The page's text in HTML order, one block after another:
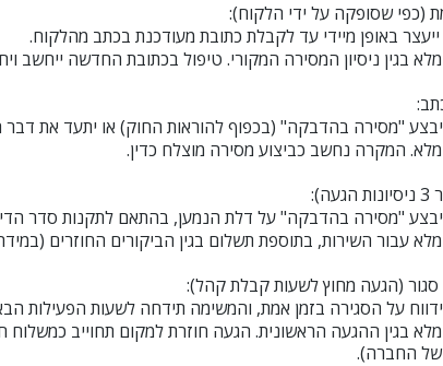
(כפי שסופקה על ידי הלקוח):
באופן מיידי עד לקבלת כתובת מעודכנת בכתב מהלקוח.
מלא בגין ניסיון המסירה המקורי. טיפול בכתובת החדשה
"מסירה בהדבקה" (בכפוף להוראות החוק) או יתעד את דבר
מלא. המקרה נחשב כביצוע מסירה מוצלח כדין.
"מסירה בהדבקה" על דלת הנמען, בהתאם לתקנות סדר
מלא עבור השירות, בתוספת תשלום בגין הביקורים החוזרים
(הגעה מחוץ לשעות קבלת קהל):
על הסגירה בזמן אמת, והמשימה תידחה לשעות הפעילות
מלא בגין ההגעה הראשונית. הגעה חוזרת למקום תחוייב
של החברה).